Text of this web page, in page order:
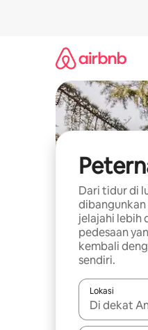
Dari tidur di
dibangunkan
jelajahi lebih
pedesaan
kembali
sendiri.
Lokasi
Jika hasil